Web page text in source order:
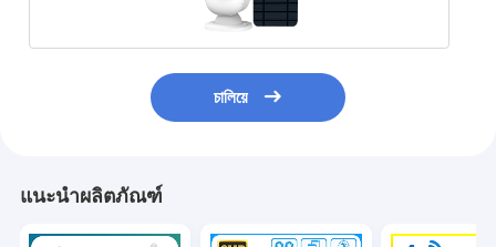
চালিয়ে
แนะนำผลิตภัณฑ์